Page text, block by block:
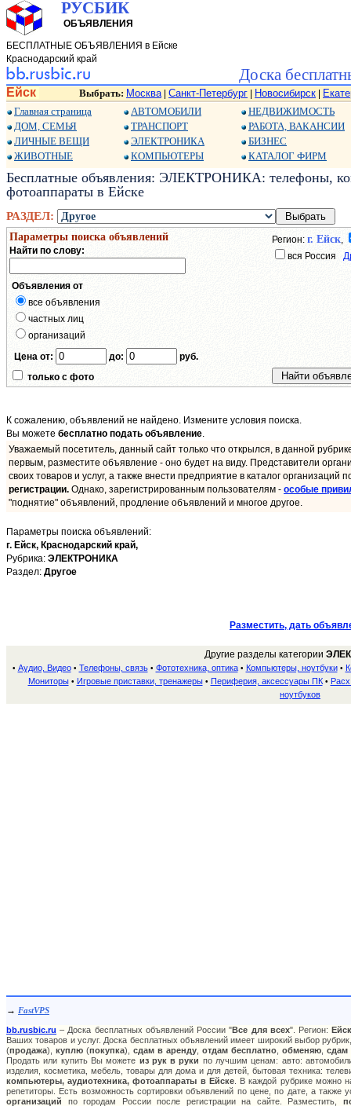
РУСБИК
ОБЪЯВЛЕНИЯ
БЕСПЛАТНЫЕ ОБЪЯВЛЕНИЯ в Ейске
Краснодарский край
Доска
Ейск Выбрать: Москва| Санкт-Петербург Новосибирск
Главная страница
ДОМ, СЕМЬЯ
ЛИЧНЫЕ ВЕЩИ
ЖИВОТНЫЕ
АВТОМОБИЛИ
ТРАНСПОРТ
ЭЛЕКТРОНИКА
КОМПЬЮТЕРЫ
НЕДВИЖИМОСТЬ
РАБОТА, ВАКАНСИИ
БИЗНЕС
КАТАЛОГ ФИРМ
Бесплатные объявления: ЭЛЕКТРОНИКА: телефоны,
фотоаппараты в Ейске
РАЗДЕЛ:
Параметры поиска объявлений
Найти по слову:
Регион: г. Ейск,
вся Россия
Объявления от
все объявления
частных лиц
организаций
Цена от:
до:
руб.
только с фото
К сожалению, объявлений не найдено. Измените условия поиска.
Вы можете бесплатно подать объявление.
Уважаемый посетитель, данный сайт только что открылся, в данной
первым, разместите объявление - оно будет на виду. Представители
своих товаров и услуг, а также внести предприятие в каталог организаций
регистрации. Однако, зарегистрированным пользователям - особые
"поднятие" объявлений, продление объявлений и многое другое.
Параметры поиска объявлений:
г. Ейск, Краснодарский край,
Рубрика: ЭЛЕКТРОНИКА
Раздел: Другое
Разместить, дать
Другие разделы категории
• Аудио, Видео• Телефоны, связь• Фототехника, оптика• Компьютеры, ноутбуки•
Мониторы• Игровые приставки, тренажеры• Периферия, аксессуары ПК•
ноутбуков
→ FastVPS
bb.rusbic.ru – Доска бесплатных объявлений России "Все для всех". Регион:
Ваших товаров и услуг. Доска бесплатных объявлений имеет широкий выбор
(продажа), куплю (покупка), сдам в аренду отдам бесплатно обменяю сдам
Продать или купить Вы можете из рук в руки по лучшим ценам: авто:
изделия, косметика, мебель, товары для дома и для детей, бытовая техника:
компьютеры, аудиотехника, фотоаппараты в Ейске. В каждой рубрике можно
репетиторы. Есть возможность сортировки объявлений по цене, по дате, а
организаций по городам России после регистрации на сайте. Разместить,